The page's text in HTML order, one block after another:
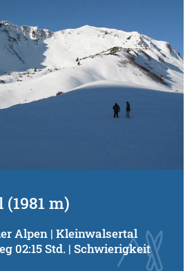
m)
Alpen | Kleinwalsertal
02:15 Std. | Schwierigkeit